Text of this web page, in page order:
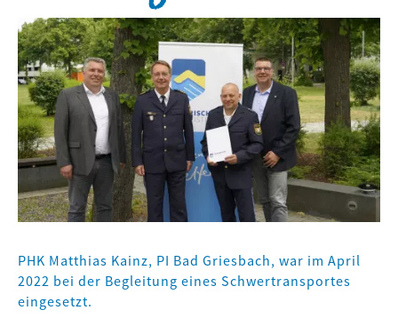
PHK Matthias Kainz, PI Bad Griesbach, war im April
2022 bei der Begleitung eines Schwertransportes
eingesetzt.